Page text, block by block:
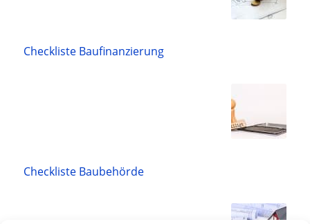
Checkliste Baufinanzierung
Checkliste Baubehörde